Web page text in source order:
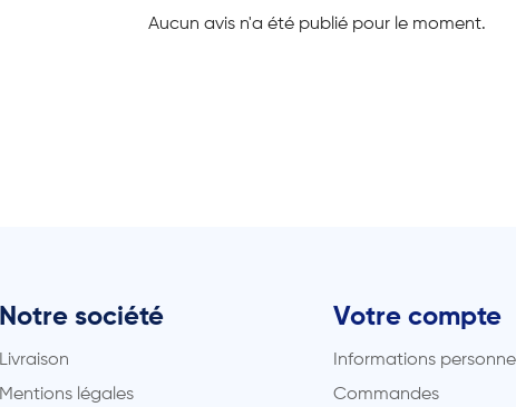
Aucun avis n'a été publié pour le moment.
Notre société
Livraison
Mentions légales
Votre compte
Informations
Commandes